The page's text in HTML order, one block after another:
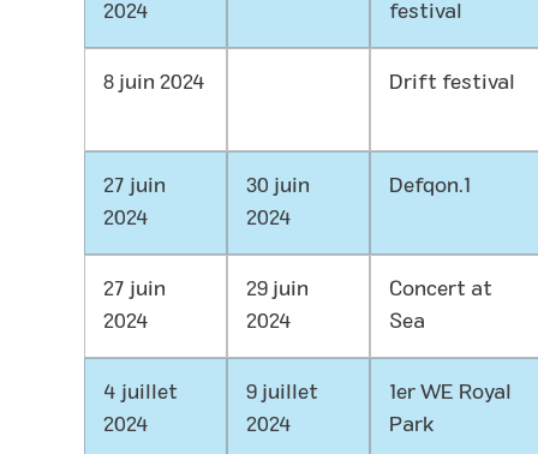
2024
festival
8 juin 2024 Drift festival
27 juin
2024
30 juin
2024
Defqon.1
27 juin
2024
29 juin
2024
Concert at
Sea
4 juillet
2024
9 juillet
2024
1er WE Royal
Park